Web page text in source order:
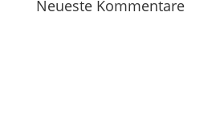
Neueste Kommentare